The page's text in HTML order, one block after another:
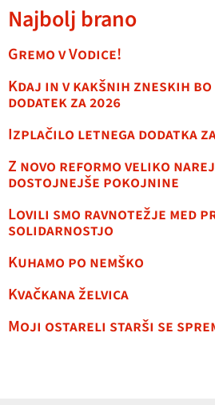
Najbolj brano
Gremo v Vodice!
Kdaj in v kakšnih zneskih
dodatek za 2026
Izplačilo letnega dodatka za
Z novo reformo veliko
dostojnejše pokojnine
Lovili smo ravnotežje med
solidarnostjo
Kuhamo po nemško
Kvačkana želvica
Moji ostareli starši se